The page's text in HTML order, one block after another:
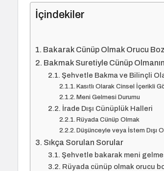
İçindekiler
Bakarak Cünüp Olmak Orucu
Bakmak Suretiyle Cünüp
Şehvetle Bakma ve Bilinçli
Kasıtlı Olarak Cinsel İçerikli
Meni Gelmesi Durumu
İrade Dışı Cünüplük Halleri
Rüyada Cünüp Olmak
Düşünceyle veya İstem Dışı
Sıkça Sorulan Sorular
Şehvetle bakarak meni
Rüyada cünüp olmak orucu